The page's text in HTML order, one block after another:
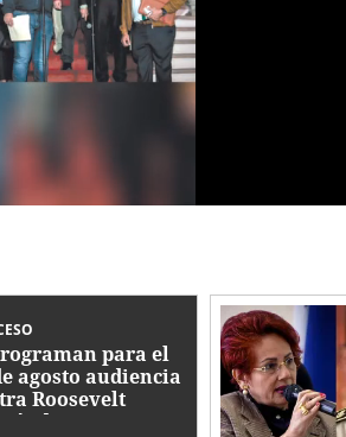
para el
agosto audiencia
Roosevelt